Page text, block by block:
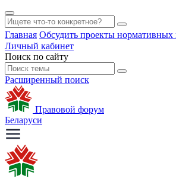
Главная Обсудить проекты нормативных
Личный кабинет
Поиск по сайту
Расширенный поиск
Правовой форум
Беларуси